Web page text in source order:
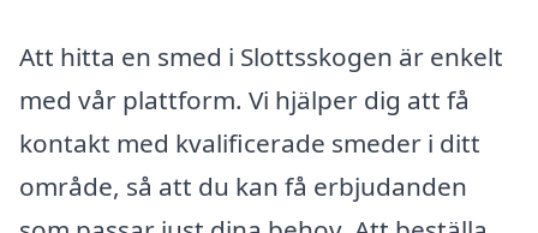
Att hitta en smed i Slottsskogen är enkelt
med vår plattform. Vi hjälper dig att få
kontakt med kvalificerade smeder i ditt
område, så att du kan få erbjudanden